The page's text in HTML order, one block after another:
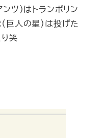
ツ）はトランポリン
巨人の星）は投げた
笑